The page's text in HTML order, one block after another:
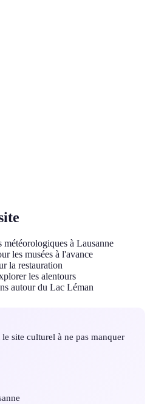
à Lausanne
les musées à l'avance
la restauration
les alentours
autour du Lac Léman
le site culturel à ne pas manquer